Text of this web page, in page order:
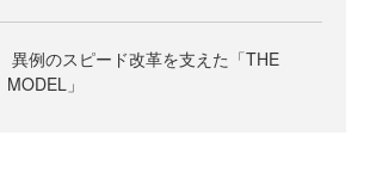
異例のスピード改革を支えた「THE
MODEL」